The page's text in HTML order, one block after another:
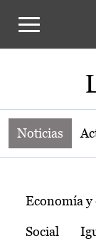
Noticias
Noticias
Temas
Economía y
Social